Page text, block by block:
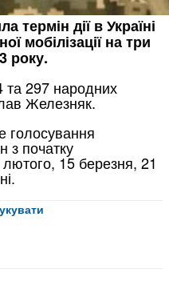
дії в Україні
мобілізації на три
року.
та 297 народних
Железняк.
голосування
з початку
15 березня, 21